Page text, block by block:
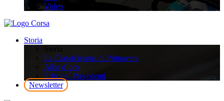
Video
Storia
La Classicissima di Primavera
Albo d’oro
Edizioni Precedenti
Newsletter